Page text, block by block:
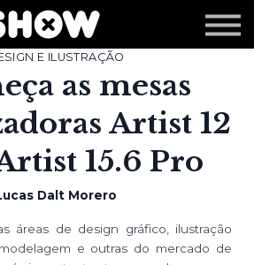
Shop
Zupi
Editais
Login
E ILUSTRAÇÃO
as mesas
Artist 12
15.6 Pro
Dalt Morero
áreas de design gráfico, ilustração
e outras do mercado de